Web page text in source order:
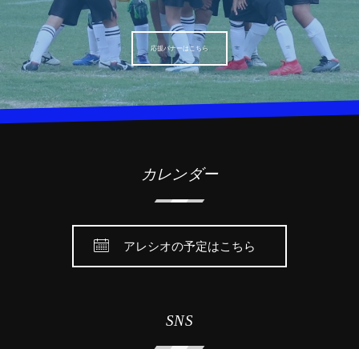
応援バナーはこちら
カレンダー
アレシオの予定はこちら
SNS